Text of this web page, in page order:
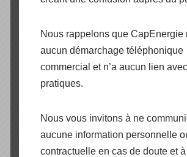
Nous rappelons que CapEnergie
aucun démarchage téléphonique
commercial et n’a aucun lien
pratiques.
Nous vous invitons à ne
aucune information personnelle
contractuelle en cas de doute et